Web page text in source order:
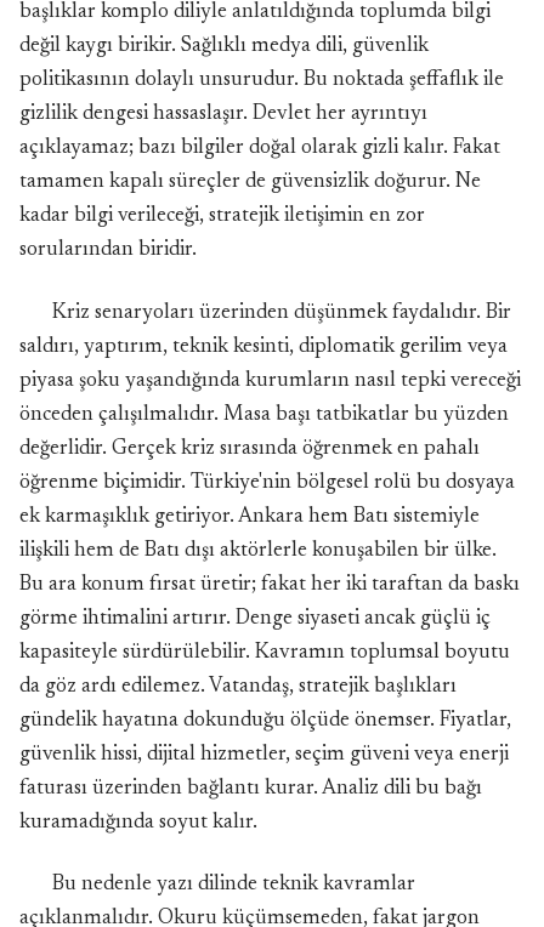
başlıklar komplo diliyle anlatıldığında toplumda bilgi
değil kaygı birikir. Sağlıklı medya dili, güvenlik
politikasının dolaylı unsurudur. Bu noktada şeffaflık ile
gizlilik dengesi hassaslaşır. Devlet her ayrıntıyı
açıklayamaz; bazı bilgiler doğal olarak gizli kalır. Fakat
tamamen kapalı süreçler de güvensizlik doğurur. Ne
kadar bilgi verileceği, stratejik iletişimin en zor
sorularından biridir.
Kriz senaryoları üzerinden düşünmek faydalıdır. Bir
saldırı, yaptırım, teknik kesinti, diplomatik gerilim veya
piyasa şoku yaşandığında kurumların nasıl tepki vereceği
önceden çalışılmalıdır. Masa başı tatbikatlar bu yüzden
değerlidir. Gerçek kriz sırasında öğrenmek en pahalı
öğrenme biçimidir. Türkiye'nin bölgesel rolü bu dosyaya
ek karmaşıklık getiriyor. Ankara hem Batı sistemiyle
ilişkili hem de Batı dışı aktörlerle konuşabilen bir ülke.
Bu ara konum fırsat üretir; fakat her iki taraftan da baskı
görme ihtimalini artırır. Denge siyaseti ancak güçlü iç
kapasiteyle sürdürülebilir. Kavramın toplumsal boyutu
da göz ardı edilemez. Vatandaş, stratejik başlıkları
gündelik hayatına dokunduğu ölçüde önemser. Fiyatlar,
güvenlik hissi, dijital hizmetler, seçim güveni veya enerji
faturası üzerinden bağlantı kurar. Analiz dili bu bağı
kuramadığında soyut kalır.
Bu nedenle yazı dilinde teknik kavramlar
açıklanmalıdır. Okuru küçümsemeden, fakat jargon